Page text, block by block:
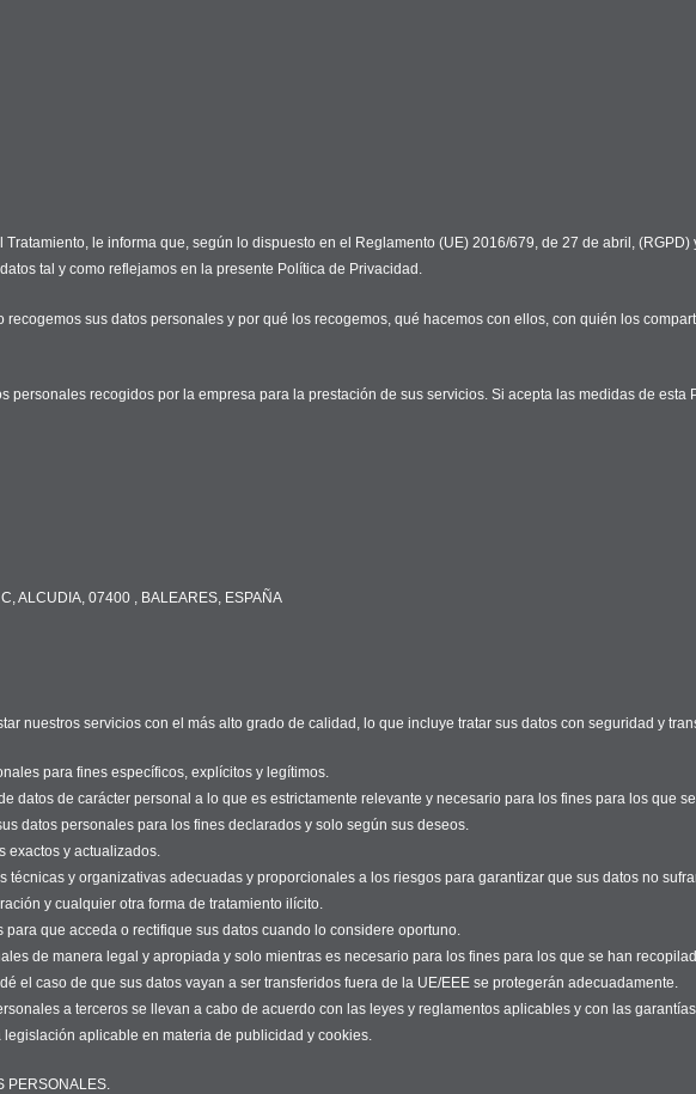
Tratamiento, le informa que, según lo dispuesto en el Reglamento (UE) 2016/679, de 27 de abril,
tal y como reflejamos en la presente Política de Privacidad.
sus datos personales y por qué los recogemos, qué hacemos con ellos, con quién los
personales recogidos por la empresa para la prestación de sus servicios. Si acepta las medidas de
ALCUDIA, 07400 , BALEARES, ESPAÑA
nuestros servicios con el más alto grado de calidad, lo que incluye tratar sus datos con seguridad y
para fines específicos, explícitos y legítimos.
datos de carácter personal a lo que es estrictamente relevante y necesario para los fines para los que
datos personales para los fines declarados y solo según sus deseos.
exactos y actualizados.
técnicas y organizativas adecuadas y proporcionales a los riesgos para garantizar que sus datos no
y cualquier otra forma de tratamiento ilícito.
que acceda o rectifique sus datos cuando lo considere oportuno.
de manera legal y apropiada y solo mientras es necesario para los fines para los que se han
el caso de que sus datos vayan a ser transferidos fuera de la UE/EEE se protegerán adecuadamente.
a terceros se llevan a cabo de acuerdo con las leyes y reglamentos aplicables y con las
aplicable en materia de publicidad y cookies.
PERSONALES.